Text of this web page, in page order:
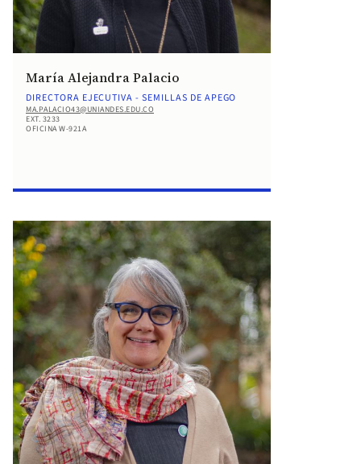
María Alejandra Palacio
DIRECTORA EJECUTIVA - SEMILLAS DE APEGO
MA.PALACIO43@UNIANDES.EDU.CO
EXT. 3233
OFICINA W-921A